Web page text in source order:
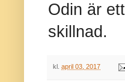
Odin är
skillnad.
kl. april 03, 2017